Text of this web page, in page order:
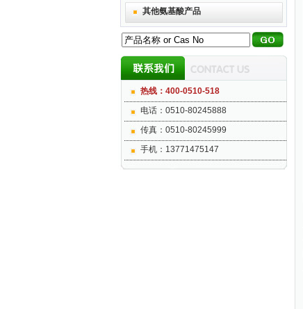
其他氨基酸产品
热线：400-0510-518
电话：0510-80245888
传真：0510-80245999
手机：13771475147